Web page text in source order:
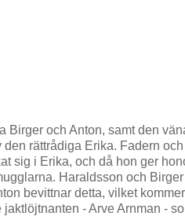
Birger och Anton, samt den
rättrådiga Erika. Fadern
sig i Erika, och då hon ger
Haraldsson och
bevittnar detta, vilket
- Arve Arnman -